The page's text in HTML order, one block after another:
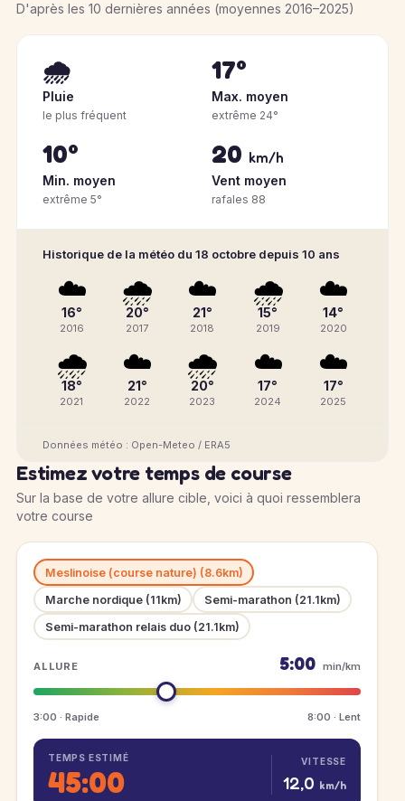
D'après les 10 dernières années (moyennes 2016–2025)
🌧️
Pluie
le plus fréquent
17°
Max. moyen
extrême 24°
10°
Min. moyen
extrême 5°
20 km/h
Vent moyen
rafales 88
Historique de la météo du 18 octobre depuis 10 ans
☁️
16°
2016
🌧️
20°
2017
☁️
21°
2018
🌧️
15°
2019
☁️
14°
2020
🌧️
18°
2021
☁️
21°
2022
🌧️
20°
2023
☁️
17°
2024
☁️
17°
2025
Données météo : Open-Meteo / ERA5
Estimez votre temps de course
Sur la base de votre allure cible, voici à quoi ressemblera
votre course
Meslinoise (course nature) (8.6km)
Marche nordique (11km)
Semi-marathon (21.1km)
Semi-marathon relais duo (21.1km)
ALLURE 5:00 min/km
3:00 · Rapide 8:00 · Lent
TEMPS ESTIMÉ
45:00
VITESSE
12,0 km/h